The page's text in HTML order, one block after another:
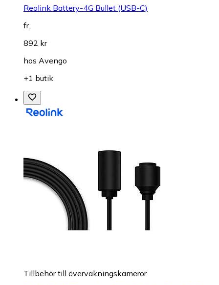
Reolink Battery-4G Bullet (USB-C)
fr.
892 kr
hos Avengo
+1 butik
Tillbehör till övervakningskameror